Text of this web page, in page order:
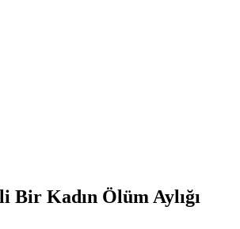
Bir Kadın Ölüm Aylığı